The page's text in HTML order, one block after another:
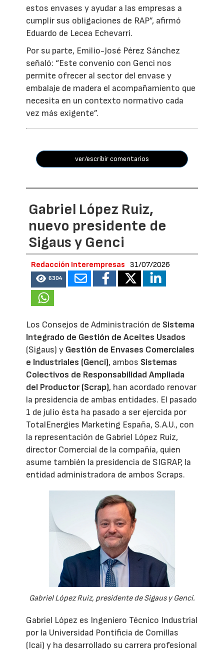
estos envases y ayudar a las empresas a
cumplir sus obligaciones de RAP”, afirmó
Eduardo de Lecea Echevarri.
Por su parte, Emilio-José Pérez Sánchez
señaló: “Este convenio con Genci nos
permite ofrecer al sector del envase y
embalaje de madera el acompañamiento que
necesita en un contexto normativo cada
vez más exigente”.
ver/escribir comentarios
Gabriel López Ruiz,
nuevo presidente de
Sigaus y Genci
Redacción Interempresas 31/07/2026
6304
Los Consejos de Administración de Sistema
Integrado de Gestión de Aceites Usados
(Sigaus) y Gestión de Envases Comerciales
e Industriales (Genci), ambos Sistemas
Colectivos de Responsabilidad Ampliada
del Productor (Scrap), han acordado renovar
la presidencia de ambas entidades. El pasado
1 de julio ésta ha pasado a ser ejercida por
TotalEnergies Marketing España, S.A.U., con
la representación de Gabriel López Ruiz,
director Comercial de la compañía, quien
asume también la presidencia de SIGRAP, la
entidad administradora de ambos Scraps.
Gabriel López Ruiz, presidente de Sigaus y Genci.
Gabriel López es Ingeniero Técnico Industrial
por la Universidad Pontificia de Comillas
(Icai) y ha desarrollado su carrera profesional